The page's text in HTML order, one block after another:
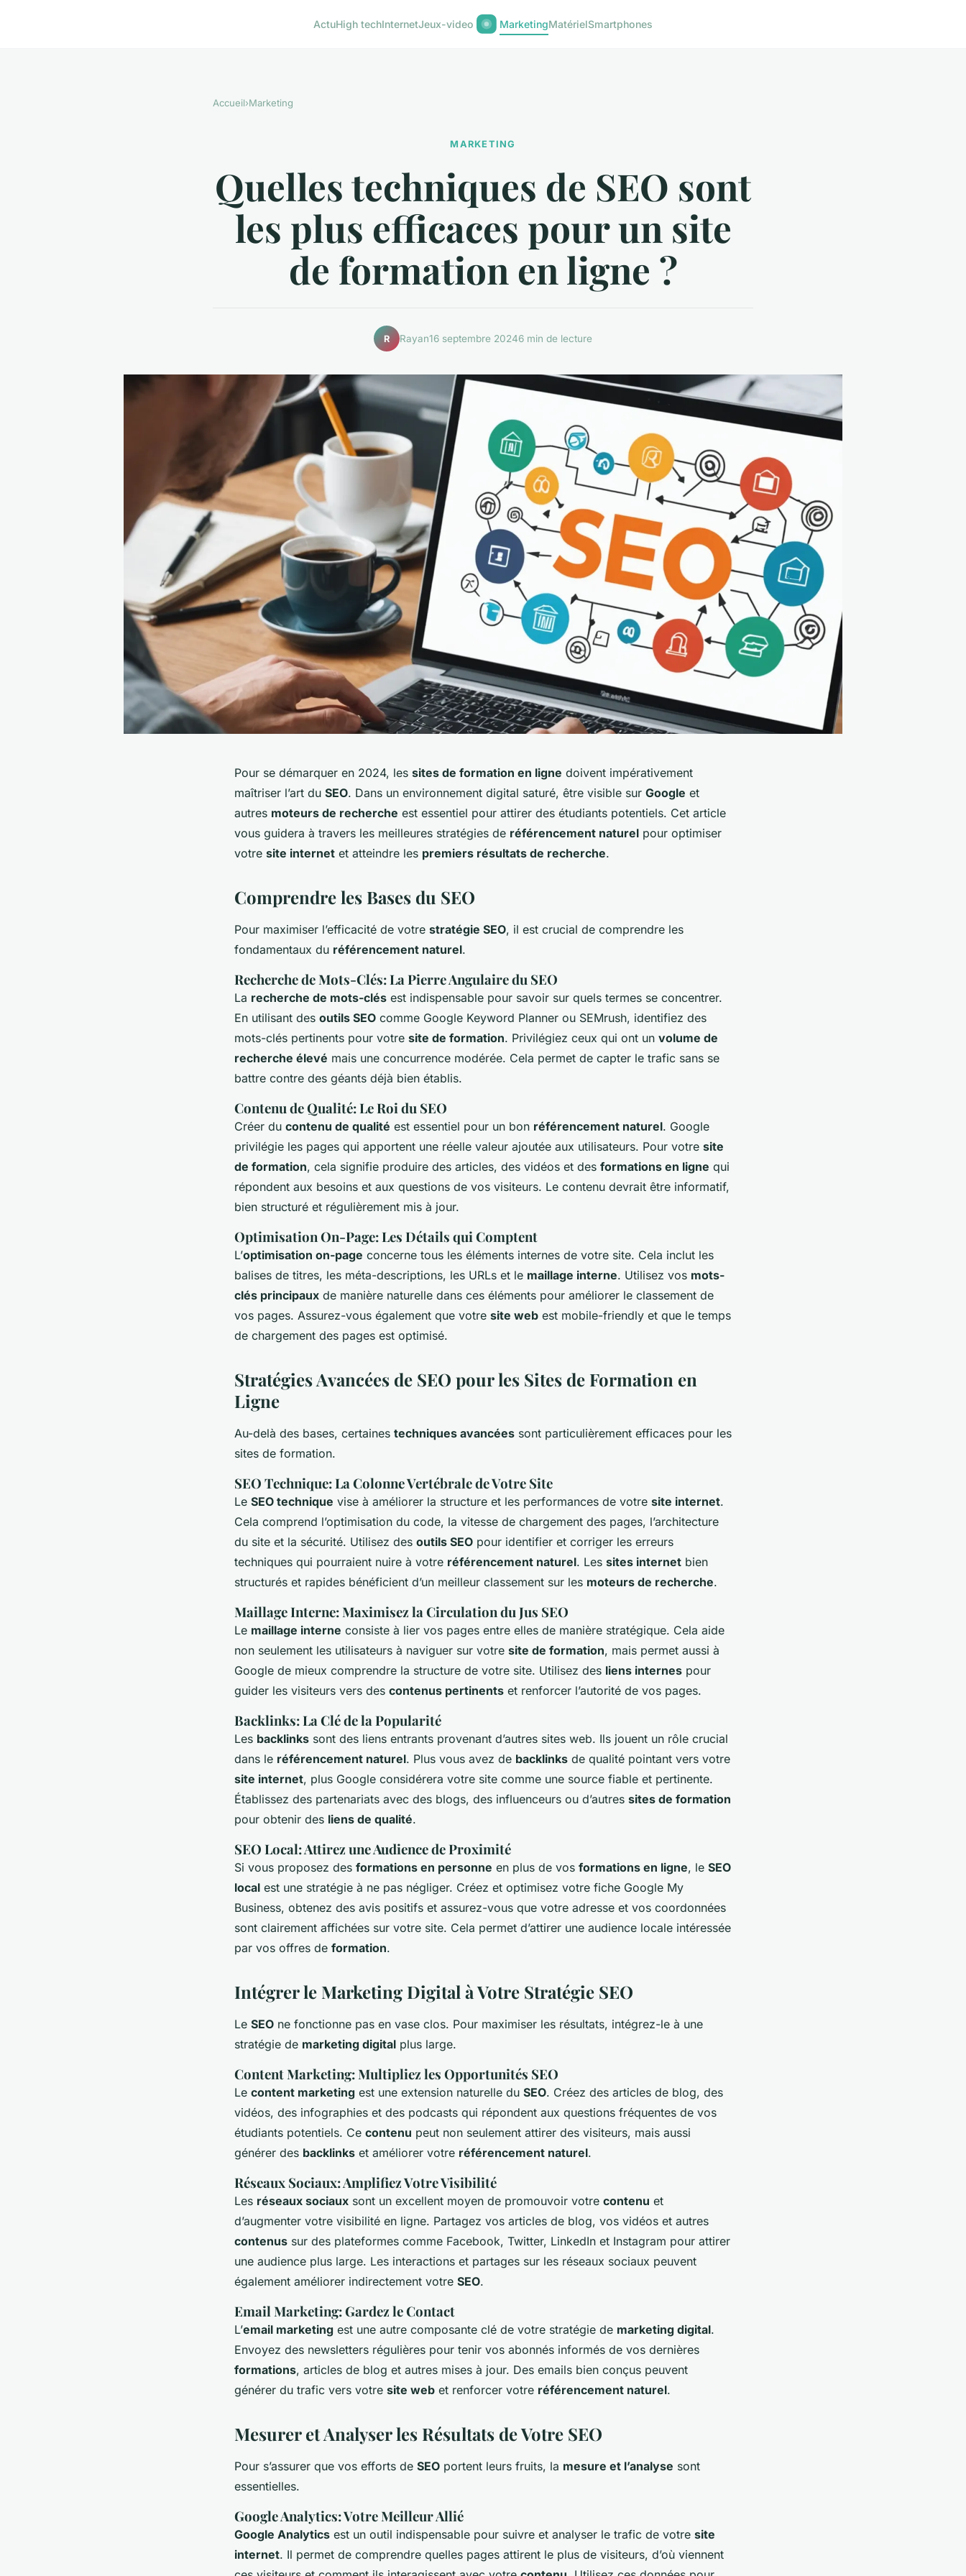
ActuHigh techInternetJeux-video MarketingMatérielSmartphones
Accueil›Marketing
MARKETING
Quelles techniques de SEO sont
les plus efficaces pour un site
de formation en ligne ?
R Rayan16 septembre 20246 min de lecture
Pour se démarquer en 2024, les sites de formation en ligne doivent impérativement
maîtriser l’art du SEO. Dans un environnement digital saturé, être visible sur Google et
autres moteurs de recherche est essentiel pour attirer des étudiants potentiels. Cet article
vous guidera à travers les meilleures stratégies de référencement naturel pour optimiser
votre site internet et atteindre les premiers résultats de recherche.
Comprendre les Bases du SEO
Pour maximiser l’efficacité de votre stratégie SEO, il est crucial de comprendre les
fondamentaux du référencement naturel.
Recherche de Mots-Clés: La Pierre Angulaire du SEO
La recherche de mots-clés est indispensable pour savoir sur quels termes se concentrer.
En utilisant des outils SEO comme Google Keyword Planner ou SEMrush, identifiez des
mots-clés pertinents pour votre site de formation. Privilégiez ceux qui ont un volume de
recherche élevé mais une concurrence modérée. Cela permet de capter le trafic sans se
battre contre des géants déjà bien établis.
Contenu de Qualité: Le Roi du SEO
Créer du contenu de qualité est essentiel pour un bon référencement naturel. Google
privilégie les pages qui apportent une réelle valeur ajoutée aux utilisateurs. Pour votre site
de formation, cela signifie produire des articles, des vidéos et des formations en ligne qui
répondent aux besoins et aux questions de vos visiteurs. Le contenu devrait être informatif,
bien structuré et régulièrement mis à jour.
Optimisation On-Page: Les Détails qui Comptent
L’optimisation on-page concerne tous les éléments internes de votre site. Cela inclut les
balises de titres, les méta-descriptions, les URLs et le maillage interne. Utilisez vos mots-
clés principaux de manière naturelle dans ces éléments pour améliorer le classement de
vos pages. Assurez-vous également que votre site web est mobile-friendly et que le temps
de chargement des pages est optimisé.
Stratégies Avancées de SEO pour les Sites de Formation en
Ligne
Au-delà des bases, certaines techniques avancées sont particulièrement efficaces pour les
sites de formation.
SEO Technique: La Colonne Vertébrale de Votre Site
Le SEO technique vise à améliorer la structure et les performances de votre site internet.
Cela comprend l’optimisation du code, la vitesse de chargement des pages, l’architecture
du site et la sécurité. Utilisez des outils SEO pour identifier et corriger les erreurs
techniques qui pourraient nuire à votre référencement naturel. Les sites internet bien
structurés et rapides bénéficient d’un meilleur classement sur les moteurs de recherche.
Maillage Interne: Maximisez la Circulation du Jus SEO
Le maillage interne consiste à lier vos pages entre elles de manière stratégique. Cela aide
non seulement les utilisateurs à naviguer sur votre site de formation, mais permet aussi à
Google de mieux comprendre la structure de votre site. Utilisez des liens internes pour
guider les visiteurs vers des contenus pertinents et renforcer l’autorité de vos pages.
Backlinks: La Clé de la Popularité
Les backlinks sont des liens entrants provenant d’autres sites web. Ils jouent un rôle crucial
dans le référencement naturel. Plus vous avez de backlinks de qualité pointant vers votre
site internet, plus Google considérera votre site comme une source fiable et pertinente.
Établissez des partenariats avec des blogs, des influenceurs ou d’autres sites de formation
pour obtenir des liens de qualité.
SEO Local: Attirez une Audience de Proximité
Si vous proposez des formations en personne en plus de vos formations en ligne, le SEO
local est une stratégie à ne pas négliger. Créez et optimisez votre fiche Google My
Business, obtenez des avis positifs et assurez-vous que votre adresse et vos coordonnées
sont clairement affichées sur votre site. Cela permet d’attirer une audience locale intéressée
par vos offres de formation.
Intégrer le Marketing Digital à Votre Stratégie SEO
Le SEO ne fonctionne pas en vase clos. Pour maximiser les résultats, intégrez-le à une
stratégie de marketing digital plus large.
Content Marketing: Multipliez les Opportunités SEO
Le content marketing est une extension naturelle du SEO. Créez des articles de blog, des
vidéos, des infographies et des podcasts qui répondent aux questions fréquentes de vos
étudiants potentiels. Ce contenu peut non seulement attirer des visiteurs, mais aussi
générer des backlinks et améliorer votre référencement naturel.
Réseaux Sociaux: Amplifiez Votre Visibilité
Les réseaux sociaux sont un excellent moyen de promouvoir votre contenu et
d’augmenter votre visibilité en ligne. Partagez vos articles de blog, vos vidéos et autres
contenus sur des plateformes comme Facebook, Twitter, LinkedIn et Instagram pour attirer
une audience plus large. Les interactions et partages sur les réseaux sociaux peuvent
également améliorer indirectement votre SEO.
Email Marketing: Gardez le Contact
L’email marketing est une autre composante clé de votre stratégie de marketing digital.
Envoyez des newsletters régulières pour tenir vos abonnés informés de vos dernières
formations, articles de blog et autres mises à jour. Des emails bien conçus peuvent
générer du trafic vers votre site web et renforcer votre référencement naturel.
Mesurer et Analyser les Résultats de Votre SEO
Pour s’assurer que vos efforts de SEO portent leurs fruits, la mesure et l’analyse sont
essentielles.
Google Analytics: Votre Meilleur Allié
Google Analytics est un outil indispensable pour suivre et analyser le trafic de votre site
internet. Il permet de comprendre quelles pages attirent le plus de visiteurs, d’où viennent